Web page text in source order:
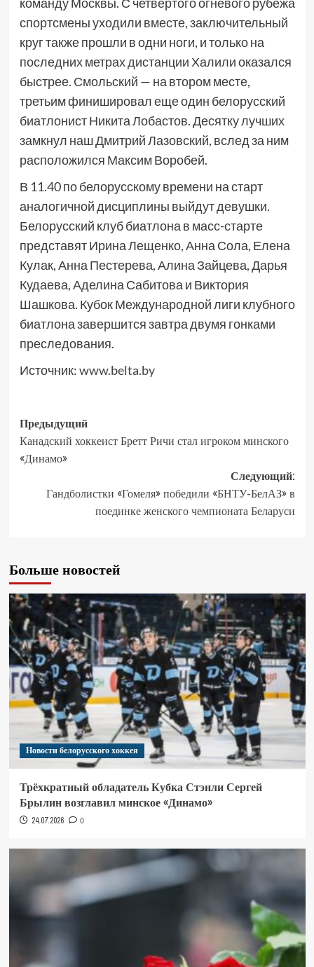
команду Москвы. С четвертого огневого рубежа
спортсмены уходили вместе, заключительный
круг также прошли в одни ноги, и только на
последних метрах дистанции Халили оказался
быстрее. Смольский — на втором месте,
третьим финишировал еще один белорусский
биатлонист Никита Лобастов. Десятку лучших
замкнул наш Дмитрий Лазовский, вслед за ним
расположился Максим Воробей.
В 11.40 по белорусскому времени на старт
аналогичной дисциплины выйдут девушки.
Белорусский клуб биатлона в масс-старте
представят Ирина Лещенко, Анна Сола, Елена
Кулак, Анна Пестерева, Алина Зайцева, Дарья
Кудаева, Аделина Сабитова и Виктория
Шашкова. Кубок Международной лиги клубного
биатлона завершится завтра двумя гонками
преследования.
Источник:www.belta.by
Предыдущий
Канадский хоккеист Бретт Ричи стал игроком минского
«Динамо»
Следующий:
Гандболистки «Гомеля» победили «БНТУ-БелАЗ» в
поединке женского чемпионата Беларуси
Больше новостей
Новости белорусского хоккея
Трёхкратный обладатель Кубка Стэнли Сергей
Брылин возглавил минское «Динамо»
24.07.2026 0